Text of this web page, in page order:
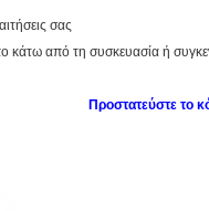
σας
κάτω από τη συσκευασία ή
Προστατεύστε το